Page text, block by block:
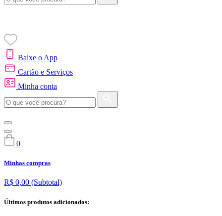
Baixe o App
Cartão e Serviços
Minha conta
0
Minhas compras
R$ 0,00 (Subtotal)
Últimos produtos adicionados: